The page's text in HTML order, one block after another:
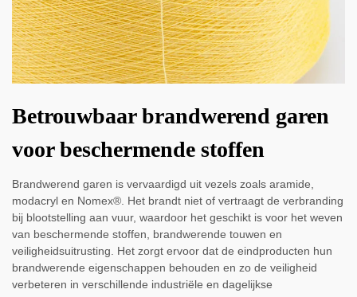
Betrouwbaar brandwerend garen
voor beschermende stoffen
Brandwerend garen is vervaardigd uit vezels zoals aramide,
modacryl en Nomex®. Het brandt niet of vertraagt de verbranding
bij blootstelling aan vuur, waardoor het geschikt is voor het weven
van beschermende stoffen, brandwerende touwen en
veiligheidsuitrusting. Het zorgt ervoor dat de eindproducten hun
brandwerende eigenschappen behouden en zo de veiligheid
verbeteren in verschillende industriële en dagelijkse